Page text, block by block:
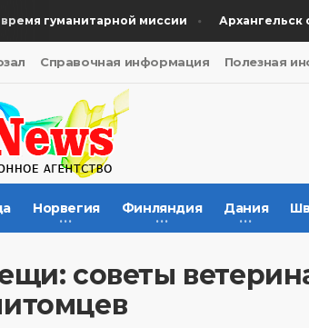
гуманитарной миссии Архангельск
Справочная информация Полезная
Норвегия Финляндия Дания
советы